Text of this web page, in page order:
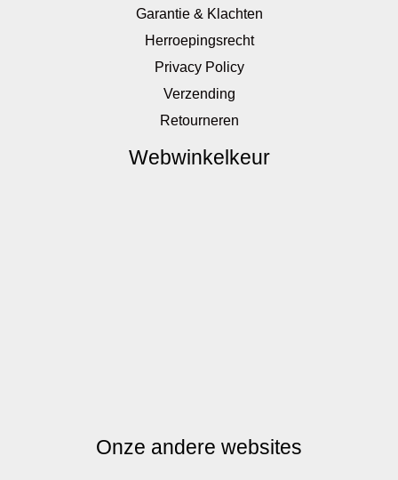
Garantie & Klachten
Herroepingsrecht
Privacy Policy
Verzending
Retourneren
Webwinkelkeur
Onze andere websites